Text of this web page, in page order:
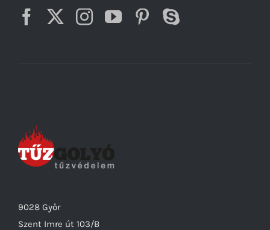
9028 Győr
Szent Imre út 103/B